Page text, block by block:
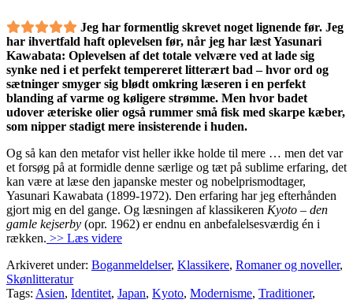
Jeg har formentlig skrevet noget lignende før. Jeg
har ihvertfald haft oplevelsen før, når jeg har læst Yasunari
Kawabata: Oplevelsen af det totale velvære ved at lade sig
synke ned i et perfekt tempereret litterært bad – hvor ord og
sætninger smyger sig blødt omkring læseren i en perfekt
blanding af varme og køligere strømme. Men hvor badet
udover æteriske olier også rummer små fisk med skarpe kæber,
som nipper stadigt mere insisterende i huden.
Og så kan den metafor vist heller ikke holde til mere … men det var
et forsøg på at formidle denne særlige og tæt på sublime erfaring, det
kan være at læse den japanske mester og nobelprismodtager,
Yasunari Kawabata (1899-1972). Den erfaring har jeg efterhånden
gjort mig en del gange. Og læsningen af klassikeren Kyoto – den
gamle kejserby (opr. 1962) er endnu en anbefalelsesværdig én i
rækken. >> Læs videre
Arkiveret under: Boganmeldelser, Klassikere, Romaner og noveller,
Skønlitteratur
Tags: Asien, Identitet, Japan, Kyoto, Modernisme, Traditioner,